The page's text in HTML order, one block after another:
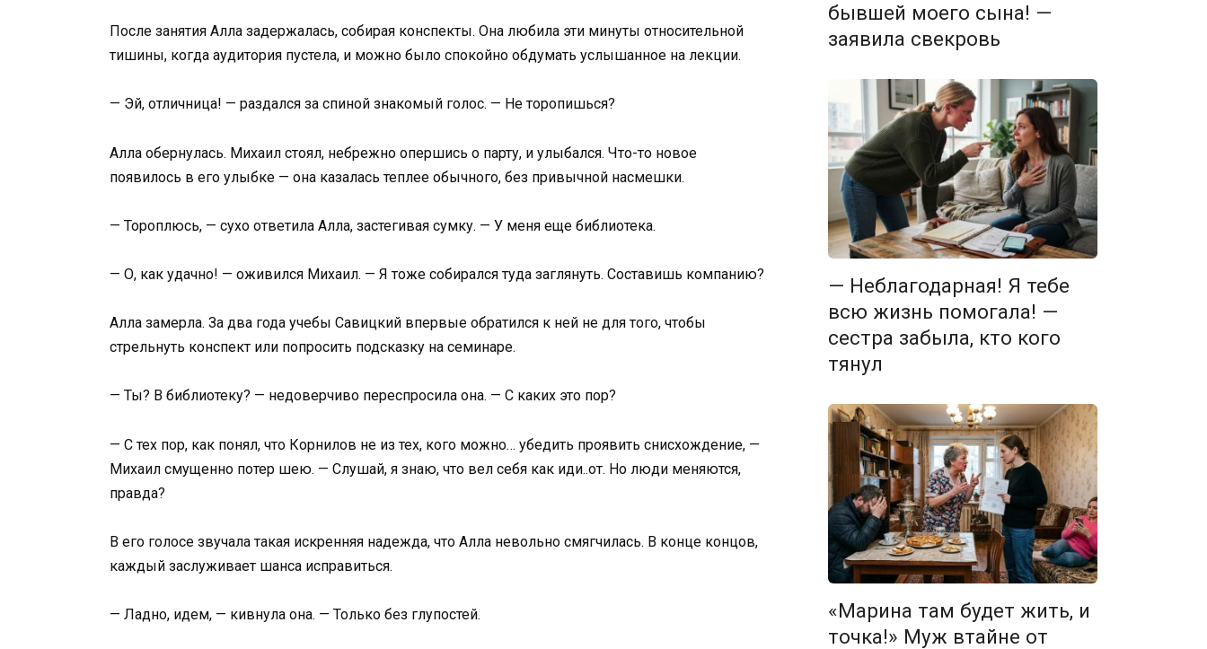
После занятия Алла задержалась, собирая конспекты. Она любила эти минуты относительной
тишины, когда аудитория пустела, и можно было спокойно обдумать услышанное на лекции.
— Эй, отличница! — раздался за спиной знакомый голос. — Не торопишься?
Алла обернулась. Михаил стоял, небрежно опершись о парту, и улыбался. Что-то новое
появилось в его улыбке — она казалась теплее обычного, без привычной насмешки.
— Тороплюсь, — сухо ответила Алла, застегивая сумку. — У меня еще библиотека.
— О, как удачно! — оживился Михаил. — Я тоже собирался туда заглянуть. Составишь компанию?
Алла замерла. За два года учебы Савицкий впервые обратился к ней не для того, чтобы
стрельнуть конспект или попросить подсказку на семинаре.
— Ты? В библиотеку? — недоверчиво переспросила она. — С каких это пор?
— С тех пор, как понял, что Корнилов не из тех, кого можно… убедить проявить снисхождение, —
Михаил смущенно потер шею. — Слушай, я знаю, что вел себя как иди..от. Но люди меняются,
правда?
В его голосе звучала такая искренняя надежда, что Алла невольно смягчилась. В конце концов,
каждый заслуживает шанса исправиться.
— Ладно, идем, — кивнула она. — Только без глупостей.
бывшей моего сына! —
заявила свекровь
— Неблагодарная! Я тебе
всю жизнь помогала! —
сестра забыла, кто кого
тянул
«Марина там будет жить, и
точка!» Муж втайне от